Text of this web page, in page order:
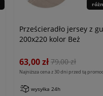
Prześcieradło jersey z
200x220 kolor Beż
63,00 zł 79,00 zł
Najniższa cena z 30 dni przed tą
wysyłka 24h